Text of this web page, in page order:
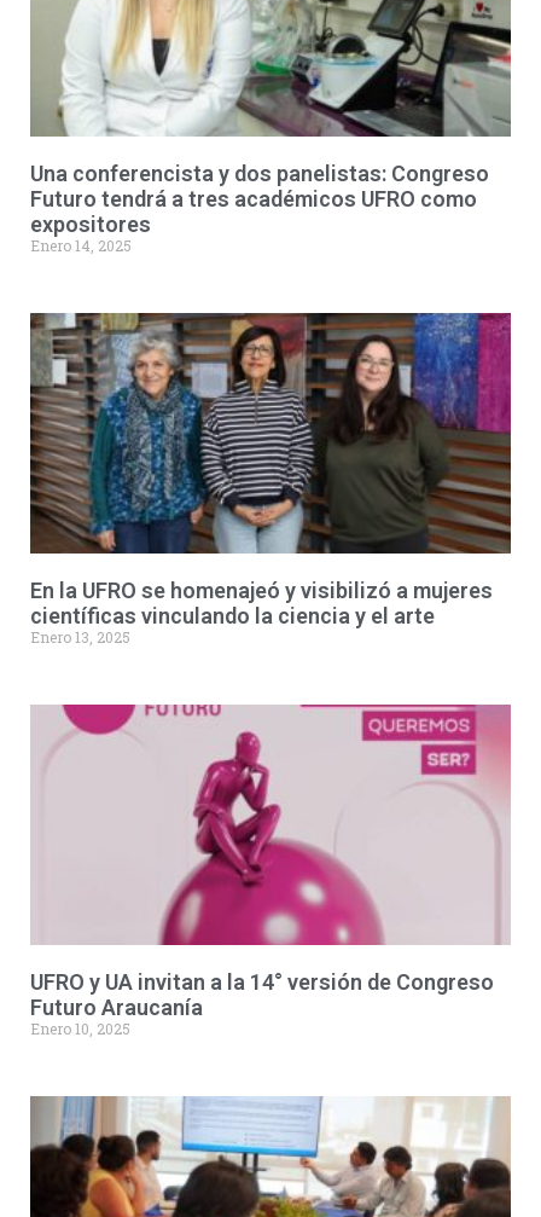
Una conferencista y dos panelistas: Congreso
Futuro tendrá a tres académicos UFRO como
expositores
Enero 14, 2025
En la UFRO se homenajeó y visibilizó a mujeres
científicas vinculando la ciencia y el arte
Enero 13, 2025
UFRO y UA invitan a la 14° versión de Congreso
Futuro Araucanía
Enero 10, 2025